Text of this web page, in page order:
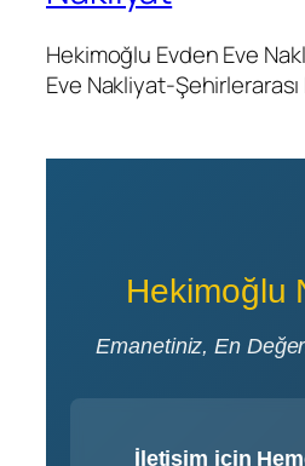
Hekimoğlu Evden Eve
Eve Nakliyat-
Hekimoğlu
Emanetiniz, En
İletişim için